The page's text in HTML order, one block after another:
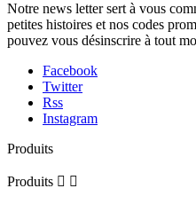
Notre news letter sert à vous
petites histoires et nos codes
pouvez vous désinscrire à tout
Facebook
Twitter
Rss
Instagram
Produits
Produits  